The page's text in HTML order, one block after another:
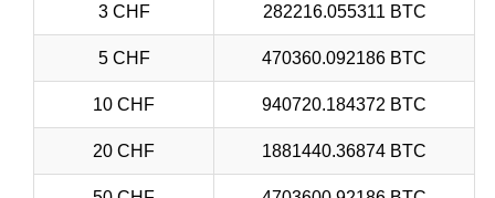
3 CHF 282216.055311 BTC
5 CHF 470360.092186 BTC
10 CHF 940720.184372 BTC
20 CHF 1881440.36874 BTC